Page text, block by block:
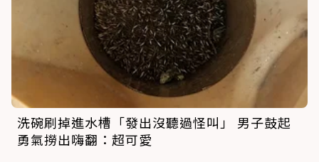
洗碗刷掉進水槽「發出沒聽過怪叫」 男子鼓起
勇氣撈出嗨翻：超可愛